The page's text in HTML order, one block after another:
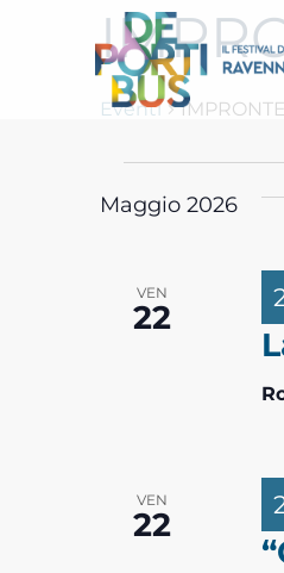
Eventi IMPRONTE
E
Maggio 2026
VEN
22
VEN
22